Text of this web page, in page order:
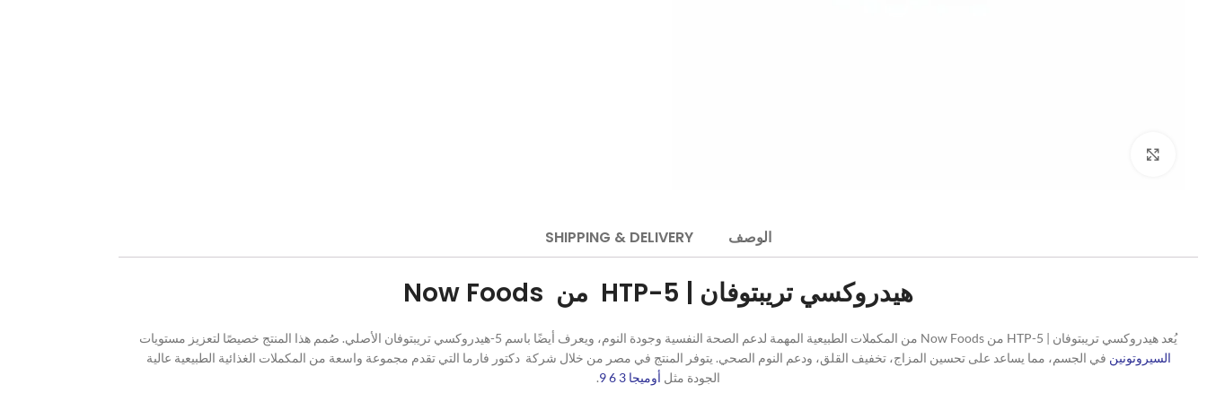
الوصف SHIPPING & DELIVERY
هيدروكسي تريبتوفان | 5-HTP من Now Foods
يُعد هيدروكسي تريبتوفان | 5-HTP من Now Foods من المكملات الطبيعية المهمة لدعم الصحة النفسية وجودة النوم، ويعرف أيضًا باسم 5-هيدروكسي تريبتوفان الأصلي. صُمم هذا المنتج خصيصًا لتعزيز مستويات
السيروتونين في الجسم، مما يساعد على تحسين المزاج، تخفيف القلق، ودعم النوم الصحي. يتوفر المنتج في مصر من خلال شركة دكتور فارما التي تقدم مجموعة واسعة من المكملات الغذائية الطبيعية عالية
الجودة مثل أوميجا 3 6 9 .